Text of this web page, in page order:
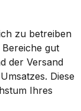
zu betreiben
gut
der Versand
Diese
Ihres